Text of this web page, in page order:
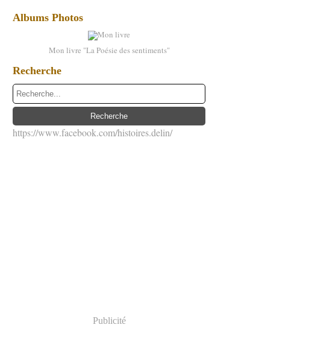
Albums Photos
Mon livre "La Poésie des sentiments"
Recherche
https://www.facebook.com/histoires.delin/
Publicité